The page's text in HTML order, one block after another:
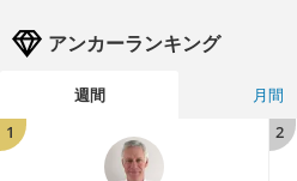
アンカーランキング
週間 月間
1
2